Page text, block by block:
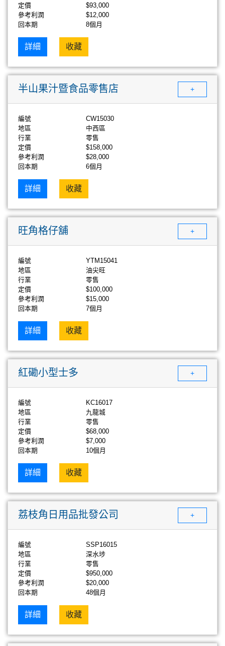
定價
$93,000
參考利潤
$12,000
回本期
8個月
詳細 收藏
半山果汁暨食品零售店 +
編號
CW15030
地區
中西區
行業
零售
定價
$158,000
參考利潤
$28,000
回本期
6個月
詳細 收藏
旺角格仔舖 +
編號
YTM15041
地區
油尖旺
行業
零售
定價
$100,000
參考利潤
$15,000
回本期
7個月
詳細 收藏
紅磡小型士多 +
編號
KC16017
地區
九龍城
行業
零售
定價
$68,000
參考利潤
$7,000
回本期
10個月
詳細 收藏
荔枝角日用品批發公司 +
編號
SSP16015
地區
深水埗
行業
零售
定價
$950,000
參考利潤
$20,000
回本期
48個月
詳細 收藏